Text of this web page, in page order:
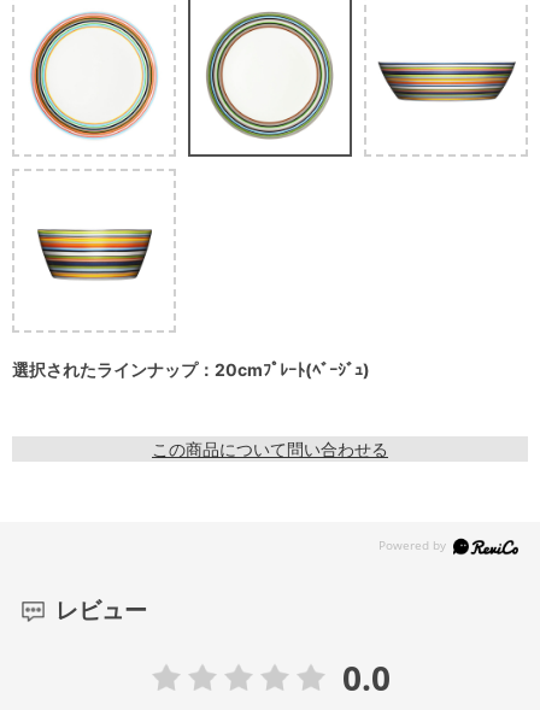
選択されたラインナップ：20cmﾌﾟﾚｰﾄ(ﾍﾞｰｼﾞｭ)
この商品について問い合わせる
レビュー
0.0